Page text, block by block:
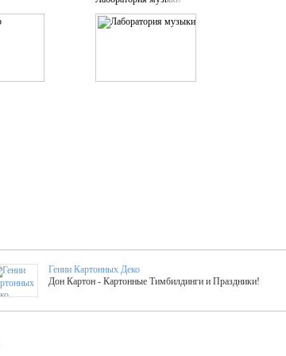
Гении Картонных Деко
Дон Картон - Картонные Тимбилдинги и Праздники!